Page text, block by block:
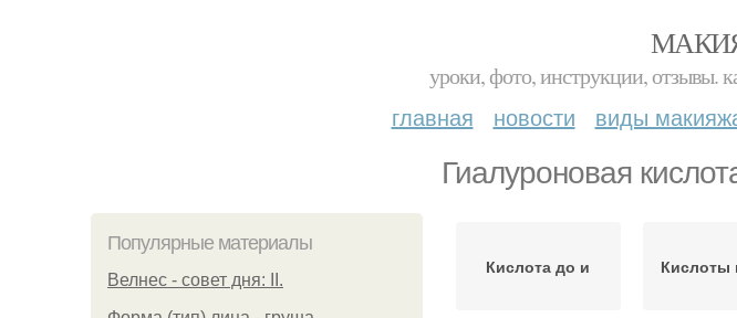
уроки, фото, инструкции, отзывы.
главная новости виды
Гиалуроновая
Популярные материалы
Велнес - совет дня: II.
Кислота до и Кислоты